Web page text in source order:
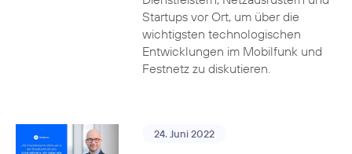
Startups vor Ort, um über die
wichtigsten technologischen
Entwicklungen im Mobilfunk und
Festnetz zu diskutieren.
24. Juni 2022